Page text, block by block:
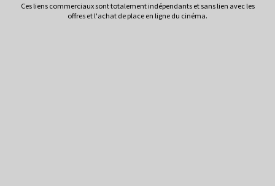
Ces liens commerciaux sont totalement indépendants et sans lien avec les
offres et l'achat de place en ligne du cinéma.